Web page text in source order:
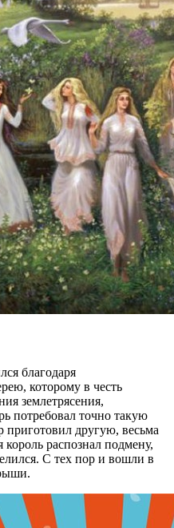
благодаря
которому в честь
землетрясения,
потребовал точно такую
другую, весьма
распознал подмену,
С тех пор и вошли в